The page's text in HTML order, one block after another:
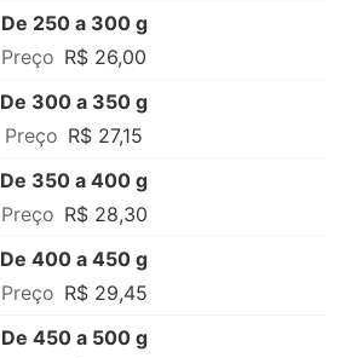
De 250 a 300 g
R$ 26,00
De 300 a 350 g
R$ 27,15
De 350 a 400 g
R$ 28,30
De 400 a 450 g
R$ 29,45
De 450 a 500 g